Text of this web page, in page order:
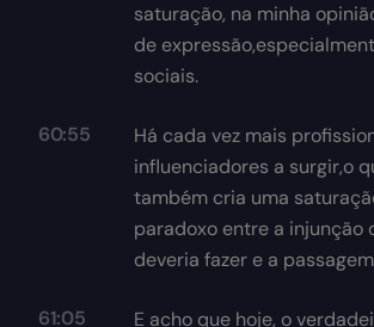
saturação, na minha
de
sociais.
60:55
Há cada vez mais
influenciadores a surgir,o
também cria uma
paradoxo entre a injunção
deveria fazer e a
61:05
E acho que hoje, o